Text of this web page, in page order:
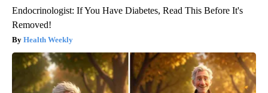
Endocrinologist: If You Have Diabetes, Read This Before It's
Removed!
Health Weekly